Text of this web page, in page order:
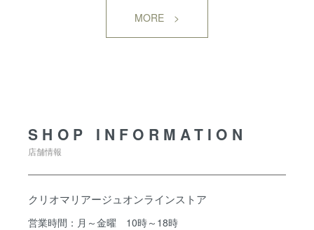
MORE >
SHOP INFORMATION
店舗情報
クリオマリアージュオンラインストア
営業時間：月～金曜 10時～18時